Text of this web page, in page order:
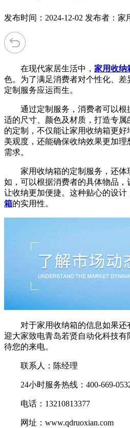
发布时间：2024-12-02 发布者：家
在现代家居生活中， 家用收纳
色。为了满足消费者对个性化、
定制服务应运而生。
通过定制服务，消费者可以根
适的尺寸、颜色及材质，打造专
的定制，不仅能让家用收纳箱更
美观度，还能确保收纳效果更加
需求。
家用收纳箱的定制服务，还体
如，可以根据消费者的具体物品，
让收纳更加便捷。这种贴心的设计
箱的实用性。
对于家用收纳箱的信息如果还
迎大家致电青岛若贤自动化科技
待您的来电。
联系人：陈经理
24小时服务热线：400-669-
电话：13210813377
网址：www.qdruoxian.com